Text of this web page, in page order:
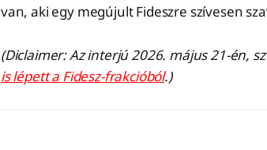
van, aki egy megújult Fideszre szívesen
(Diclaimer: Az interjú 2026. május 21-én,
is lépett a Fidesz-frakcióból.)